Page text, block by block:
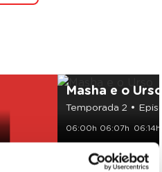
Masha e o
Temporada 2 •
06:00h 06:07h 06:14h